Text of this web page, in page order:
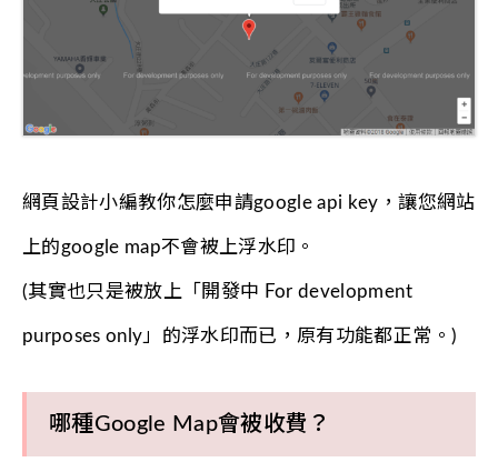
網頁設計小編教你怎麼申請google api key，讓您網站
上的google map不會被上浮水印。
(其實也只是被放上「開發中 For development
purposes only」的浮水印而已，原有功能都正常。)
哪種Google Map會被收費？